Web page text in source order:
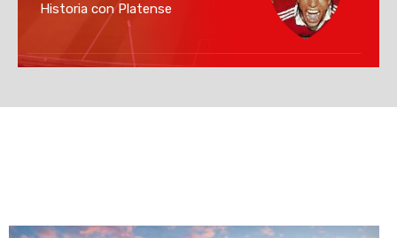
Historia con Platense